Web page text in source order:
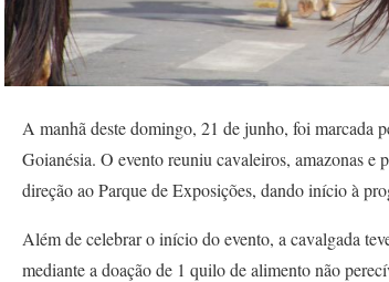
A manhã deste domingo, 21 de junho, foi marcada
Goianésia. O evento reuniu cavaleiros, amazonas
direção ao Parque de Exposições, dando início à
Além de celebrar o início do evento, a cavalgada
mediante a doação de 1 quilo de alimento não